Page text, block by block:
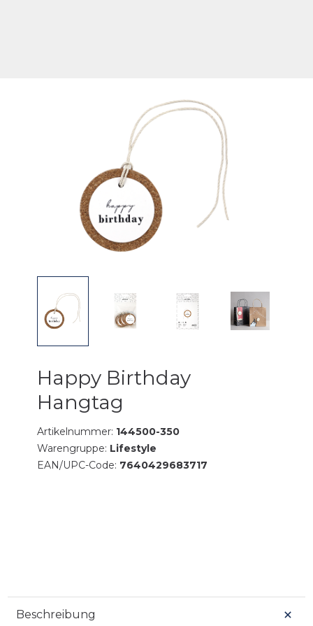
Happy Birthday
Hangtag
Artikelnummer: 144500-350
Warengruppe: Lifestyle
EAN/UPC-Code: 7640429683717
Beschreibung